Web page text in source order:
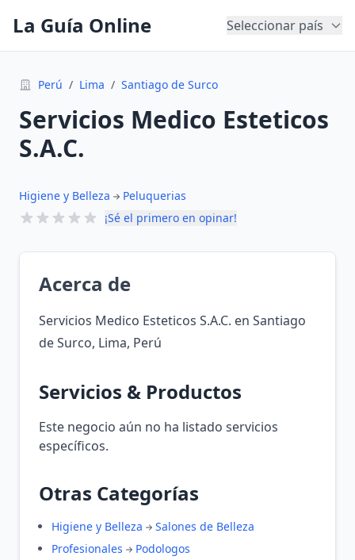
La Guía Online Seleccionar país
Perú / Lima / Santiago de Surco
Servicios Medico Esteticos
S.A.C.
Higiene y Belleza
Peluquerias
¡Sé el primero en opinar!
Acerca de
Servicios Medico Esteticos S.A.C. en Santiago
de Surco, Lima, Perú
Servicios & Productos
Este negocio aún no ha listado servicios
específicos.
Otras Categorías
Higiene y Belleza
Salones de Belleza
Profesionales
Podologos